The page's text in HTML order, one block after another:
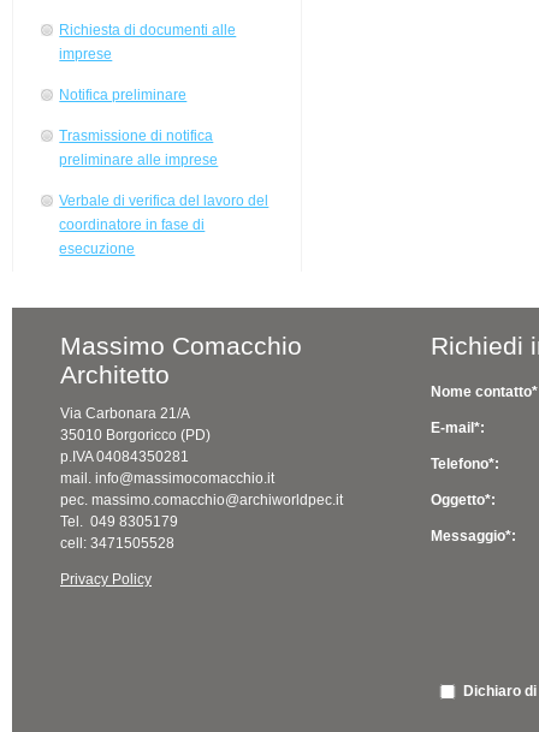
Richiesta di documenti alle
imprese
Notifica preliminare
Trasmissione di notifica
preliminare alle imprese
Verbale di verifica del lavoro del
coordinatore in fase di
esecuzione
Massimo Comacchio
Architetto
Via Carbonara 21/A
35010 Borgoricco (PD)
p.IVA 04084350281
mail. info@massimocomacchio.it
pec. massimo.comacchio@archiworldpec.it
Tel. 049 8305179
cell: 3471505528
Privacy Policy
Richiedi
Nome
E-mail*:
Telefono*:
Oggetto*:
Messaggio*:
Dichiaro